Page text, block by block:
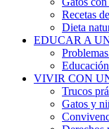
Recetas
Dieta
EDUCAR A
VIVIR CON
Trucos
Gatos y